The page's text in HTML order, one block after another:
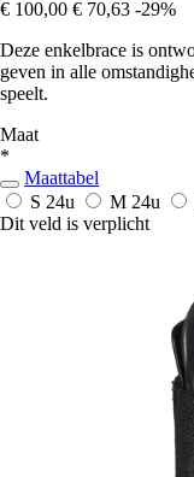
€ 100,00 € 70,63 -29%
Deze enkelbrace is
geven in alle
speelt.
Maat
*
Maattabel
S 24u M 24u
Dit veld is verplicht